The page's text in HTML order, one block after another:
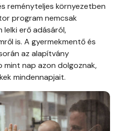
reményteljes környezetben
program nemcsak
lelki erő adásáról,
is. A gyermekmentő és
az alapítvány
nap azon dolgoznak,
mindennapjait.